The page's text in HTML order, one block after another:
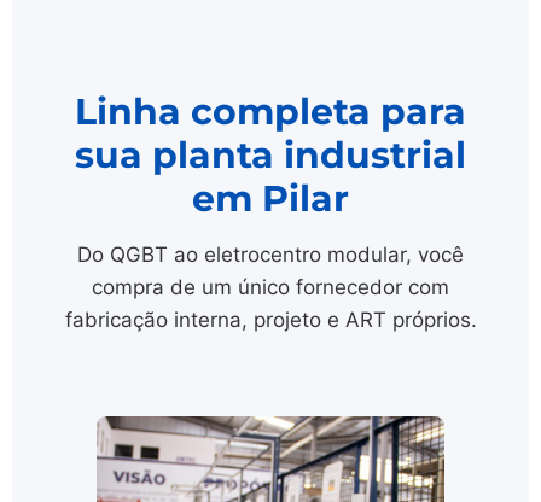
Linha completa para
sua planta industrial
em Pilar
Do QGBT ao eletrocentro modular, você
compra de um único fornecedor com
fabricação interna, projeto e ART próprios.